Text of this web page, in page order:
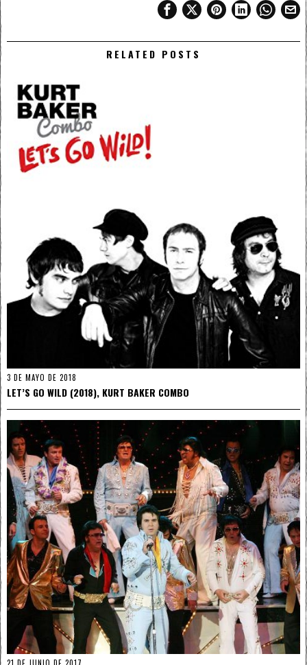
RELATED POSTS
3 DE MAYO DE 2018
LET’S GO WILD (2018), KURT BAKER COMBO
21 DE JUNIO DE 2017